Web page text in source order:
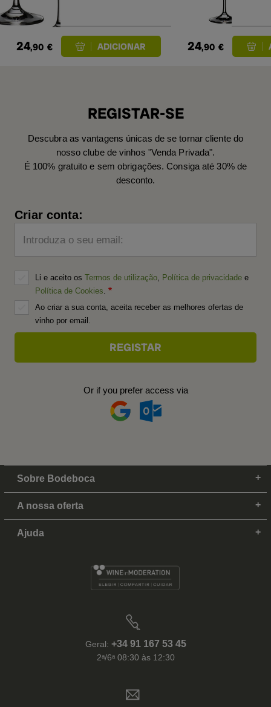
24,90 € 24,90 €
REGISTAR-SE
Descubra as vantagens únicas de se tornar cliente do
nosso clube de vinhos "Venda Privada".
É 100% gratuito e sem obrigações. Consiga até 30% de
desconto.
Criar conta:
Introduza o seu email:
Li e aceito os Termos de utilização Política de privacidade e
Política de Cookies
Ao criar a sua conta, aceita receber as melhores ofertas de
vinho por email.
Or if you prefer access via
Sobre Bodeboca
A nossa oferta
Ajuda
Geral: +34 91 167 53 45
2ᵃ/6ᵃ 08:30 às 12:30